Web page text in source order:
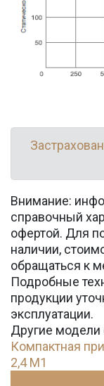
Внимание:
справочный
офертой. Для
наличии,
обращаться к
Подробные
продукции
эксплуатации.
Другие модели
Компактная
2,4 M1